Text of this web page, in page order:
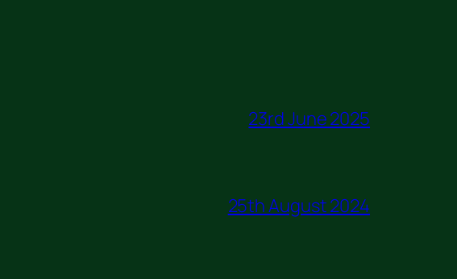
23rd June 2025
25th August 2024